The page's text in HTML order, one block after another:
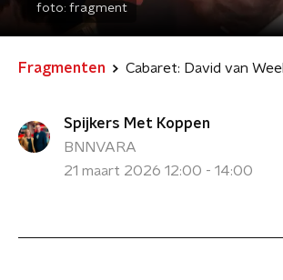
foto: fragment
Fragmenten Cabaret: David van Weel
Spijkers Met Koppen
BNNVARA
21 maart 2026 12:00 - 14:00